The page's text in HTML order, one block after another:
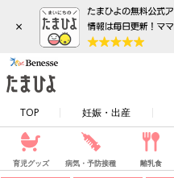
×
TOP 妊娠・出産
育児グッズ 病気・予防接種 離乳食